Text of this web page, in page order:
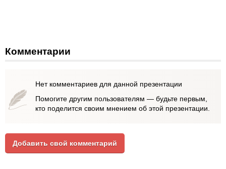
Комментарии
Нет комментариев для данной презентации
Помогите другим пользователям — будьте первым,
кто поделится своим мнением об этой презентации.
Добавить свой комментарий